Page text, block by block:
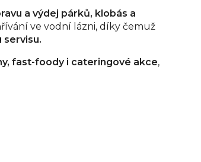
a výdej párků, klobás a
ve vodní lázni, díky čemuž
servisu.
fast-foody i cateringové akce,